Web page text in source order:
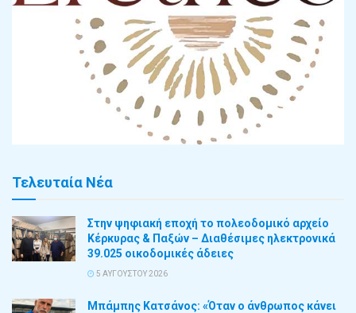
Τελευταία Νέα
Στην ψηφιακή εποχή το πολεοδομικό αρχείο
Κέρκυρας & Παξών – Διαθέσιμες ηλεκτρονικά
39.025 οικοδομικές άδειες
5 ΑΥΓΟΎΣΤΟΥ 2026
Μπάμπης Κατσάνος: «Όταν ο άνθρωπος κάνει